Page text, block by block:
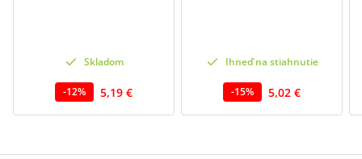
Skladom
-12% 5,19 €
Ihneď na stiahnutie
-15% 5,02 €